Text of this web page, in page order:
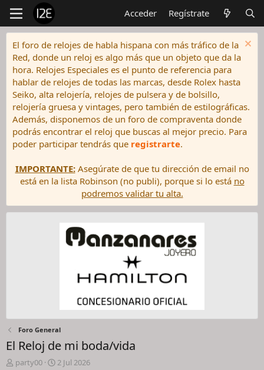
Acceder Regístrate
El foro de relojes de habla hispana con más tráfico de la
Red, donde un reloj es algo más que un objeto que da la
hora. Relojes Especiales es el punto de referencia para
hablar de relojes de todas las marcas, desde Rolex hasta
Seiko, alta relojería, relojes de pulsera y de bolsillo,
relojería gruesa y vintages, pero también de estilográficas.
Además, disponemos de un foro de compraventa donde
podrás encontrar el reloj que buscas al mejor precio. Para
poder participar tendrás que registrarte.
IMPORTANTE:Asegúrate de que tu dirección de email no
está en la lista Robinson (no publi), porque si lo está no
podremos validar tu alta.
Foro General
El Reloj de mi boda/vida
Iparty00
F
2 Jul 2026